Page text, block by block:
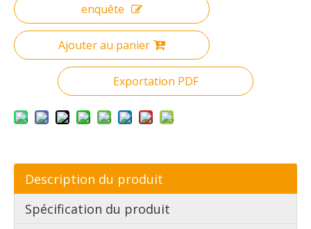
enquête
Ajouter au panier
Exportation PDF
Description du produit
Spécification du produit